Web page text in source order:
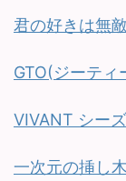
君の好きは無敵
GTO(ジーティ
VIVANT シー
一次元の挿し